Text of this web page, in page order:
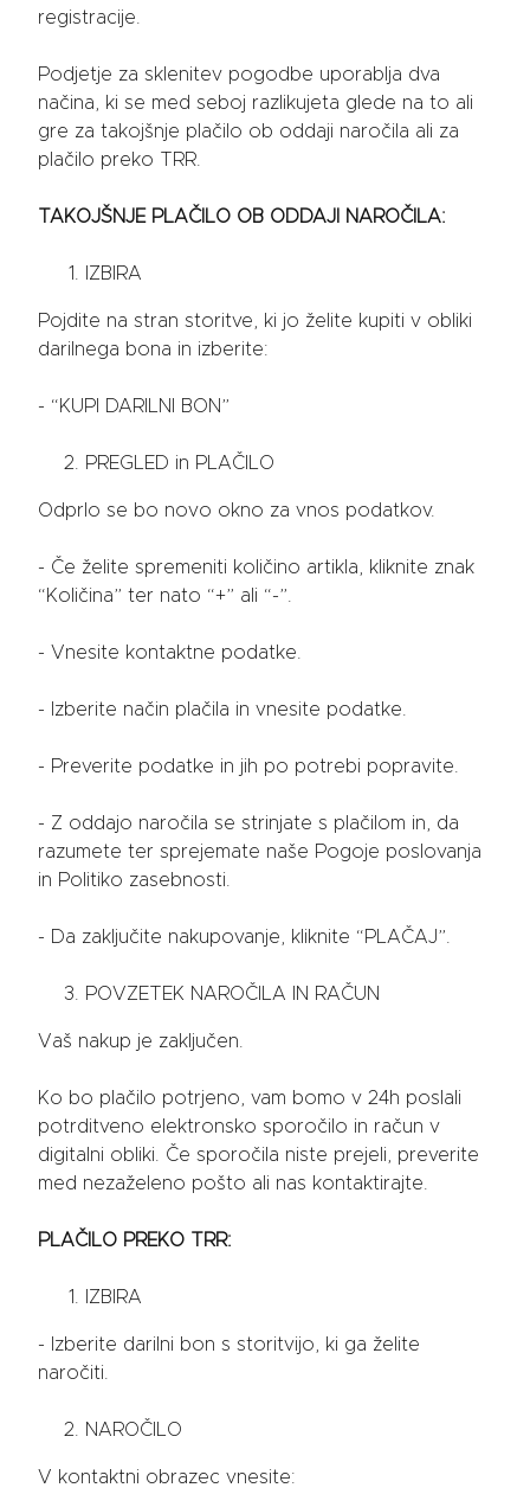
registracije.
Podjetje za sklenitev pogodbe uporablja dva
načina, ki se med seboj razlikujeta glede na to ali
gre za takojšnje plačilo ob oddaji naročila ali za
plačilo preko TRR.
TAKOJŠNJE PLAČILO OB ODDAJI NAROČILA:
IZBIRA
Pojdite na stran storitve, ki jo želite kupiti v obliki
darilnega bona in izberite:
- “KUPI DARILNI BON”
PREGLED in PLAČILO
Odprlo se bo novo okno za vnos podatkov.
- Če želite spremeniti količino artikla, kliknite znak
“Količina” ter nato “+” ali “-”.
- Vnesite kontaktne podatke.
- Izberite način plačila in vnesite podatke.
- Preverite podatke in jih po potrebi popravite.
- Z oddajo naročila se strinjate s plačilom in, da
razumete ter sprejemate naše Pogoje poslovanja
in Politiko zasebnosti.
- Da zaključite nakupovanje, kliknite “PLAČAJ”.
POVZETEK NAROČILA IN RAČUN
Vaš nakup je zaključen.
Ko bo plačilo potrjeno, vam bomo v 24h poslali
potrditveno elektronsko sporočilo in račun v
digitalni obliki. Če sporočila niste prejeli, preverite
med nezaželeno pošto ali nas kontaktirajte.
PLAČILO PREKO TRR:
IZBIRA
- Izberite darilni bon s storitvijo, ki ga želite
naročiti.
NAROČILO
V kontaktni obrazec vnesite: